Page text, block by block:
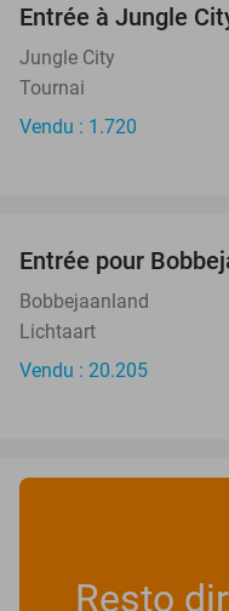
Entrée à Jungle
Jungle City
Tournai
Vendu : 1.720
Entrée pour
Bobbejaanland
Lichtaart
Vendu : 20.205
Resto